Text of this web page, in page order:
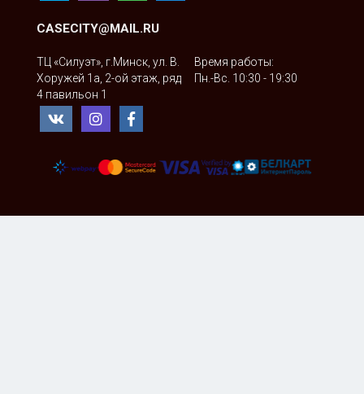
CASECITY@MAIL.RU
ТЦ «Силуэт», г.Минск, ул. В.
Хоружей 1а, 2-ой этаж, ряд
4 павильон 1
Время работы:
Пн.-Вс. 10:30 - 19:30